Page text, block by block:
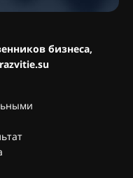
бизнеса,